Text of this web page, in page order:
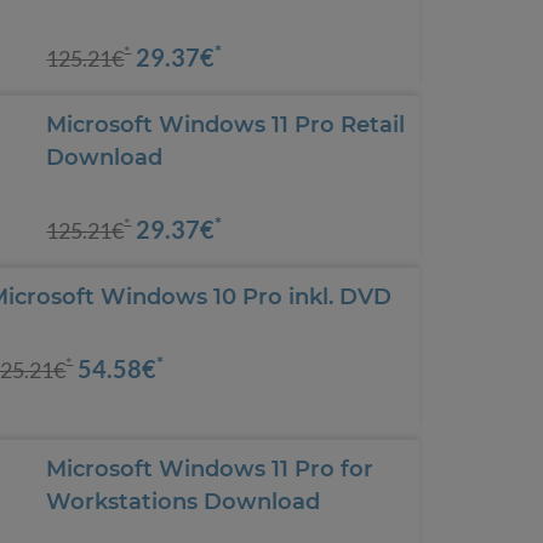
125.21€* 29.37€*
Microsoft Windows 11 Pro Retail
Download
125.21€* 29.37€*
Windows 10 Pro inkl. DVD
* 54.58€*
Microsoft Windows 11 Pro for
Workstations Download